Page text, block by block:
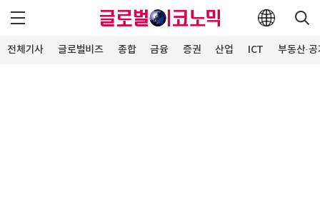
전체기사 글로벌비즈 종합 금융 증권 산업 ICT 부동산·